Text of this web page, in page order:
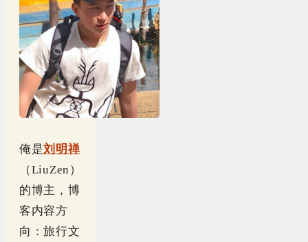
俺是刘明禅
（LiuZen）
的博主，博
客内容方
向：旅行文